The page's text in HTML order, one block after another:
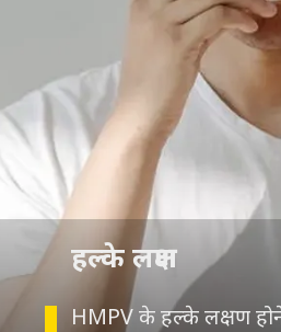
HMPV के हल्के लक्षण
हल्के लक्षण